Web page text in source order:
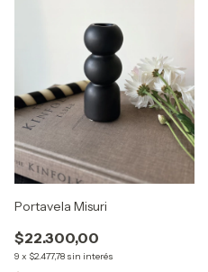
Portavela Misuri
$22.300,00
9 x $2.477,78 sin interés